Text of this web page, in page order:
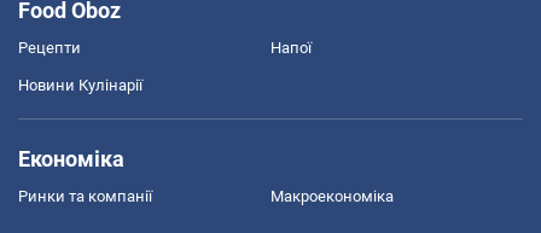
Food Oboz
Рецепти Напої
Новини Кулінарії
Економіка
Ринки та компанії Макроекономіка